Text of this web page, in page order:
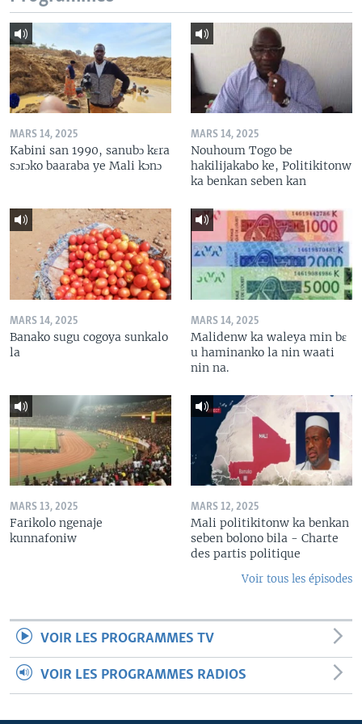
MARS 14, 2025
Kabini san 1990, sanubɔ kɛra
sɔrɔko baaraba ye Mali kɔnɔ
MARS 14, 2025
Nouhoum Togo be
hakilijakabo ke, Politikitonw
ka benkan seben kan
MARS 14, 2025
Banako sugu cogoya sunkalo
la
MARS 14, 2025
Malidenw ka waleya min bɛ
u haminanko la nin waati
nin na.
MARS 13, 2025
Farikolo ngenaje
kunnafoniw
MARS 12, 2025
Mali politikitonw ka benkan
seben bolono bila - Charte
des partis politique
Voir tous les épisodes
VOIR LES PROGRAMMES TV
VOIR LES PROGRAMMES RADIOS